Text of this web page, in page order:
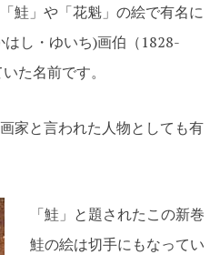
鮭」や「花魁」の絵で有名に
し・ゆいち)画伯（1828-
た名前です。
家と言われた人物としても有
「鮭」と題されたこの新巻
鮭の絵は切手にもなってい